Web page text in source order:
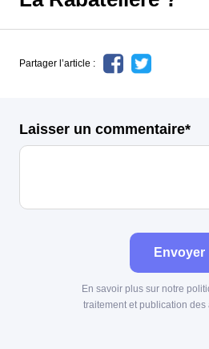
Partager l’article :
Laisser un commentaire*
Envoyer
En savoir plus sur notre
traitement et publication des